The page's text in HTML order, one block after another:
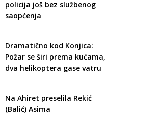
policija još bez službenog
saopćenja
Dramatično kod Konjica:
Požar se širi prema kućama,
dva helikoptera gase vatru
Na Ahiret preselila Rekić
(Balić) Asima